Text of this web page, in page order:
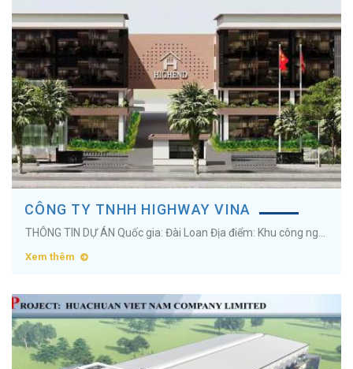
CÔNG TY TNHH HIGHWAY VINA
THÔNG TIN DỰ ÁN Quốc gia: Đài Loan Địa điểm: Khu công nghiệp Quế Võ II, Tỉnh Bắc Ninh Diện tích:&nbsp;18.000m2 Ngành nghề:&nbsp;Sản xuất sản phẩm từ gỗ ...
Xem thêm